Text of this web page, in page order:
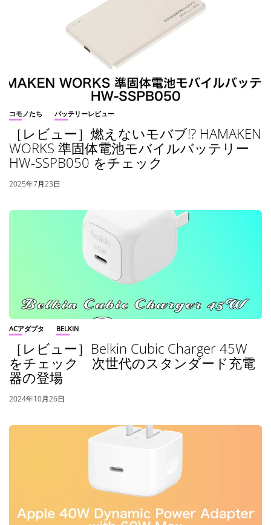
コモノたち バッテリーレビュー
［レビュー］燃えないモバブ!? HAMAKEN
WORKS 準固体電池モバイルバッテリー
HW-SSPB050 をチェック
2025年7月23日
ACアダプタ BELKIN
［レビュー］Belkin Cubic Charger 45W
をチェック 次世代のスタンダード充電
器の登場
2024年10月26日